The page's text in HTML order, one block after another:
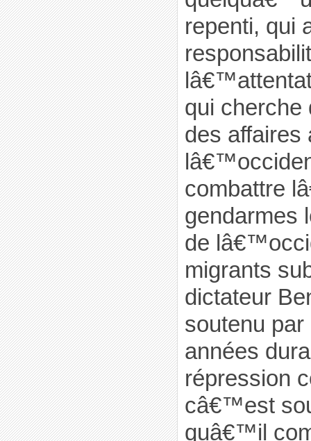
repenti, qui
qui cherche
des affaires
combattre
gendarmes
de
migrants
dictateur
soutenu
années
répression
câ€™est
quâ€™il